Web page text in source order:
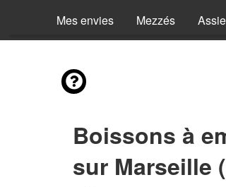
Mes envies Mezzés
Boissons à
sur Marseille